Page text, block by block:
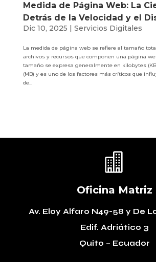
Medida de Página Web: La
Detrás de la Velocidad y el
Dic 10, 2025 | Servicios Digitales
La medida de página web se refiere al tamaño
archivos y recursos que componen una página
tamaño se expresa generalmente en kilobytes
(MB) y es uno de los factores más críticos que
de...

Oficina Matriz
Av. Eloy Alfaro N49-58 y De
Edif. Adriático 3
Quito – Ecuador